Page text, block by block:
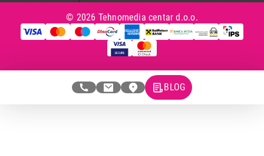
© 2026 Tehnomedia centar d.o.o.
BLOG